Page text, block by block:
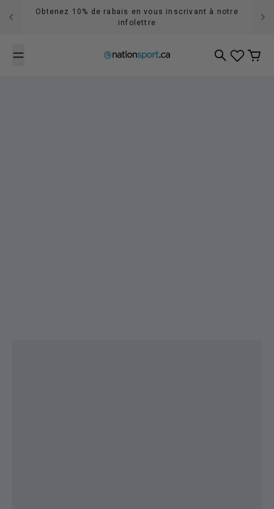
Passer au contenu
Obtenez 10% de rabais en vous inscrivant à notre
infolettre
RecherchePanier